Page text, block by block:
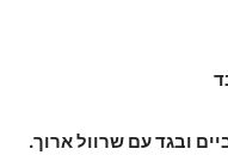
ובגד עם שרוול ארוך.